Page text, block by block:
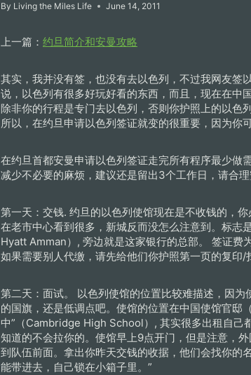
By Living the Miles Life June 14, 2011
上一篇： 约旦简介和安曼攻略
其实，我并没有签，也没有去以色列，不过我网友
说，以色列有很多好玩好看的东西，而且，现在在中
除非你的行程是专门去以色列，否则你护照上的以色
所以，在约旦申请以色列签证就变的很重要，因为你
在约旦首都安曼申请以色列签证走完所有程序最少做
减少不必要的麻烦，建议还是留出3个工作日，请合
第一天：交钱. 约旦的以色列使馆现在是不收钱的，
在老市中心看到很多，新城反而没怎么注意到。标志
Hyatt Amman）, 旁边就是这家银行的总部。 签证费
如果需要别人代缴，请先给他们你护照第一页的复印/
第二天：面试。 以色列使馆的位置比较难描述，因
的国旗，还是低调点吧。使馆的位置在中国使馆官邸
中”（Cambridge High School）, 其实很多出租自己
知道的不会拉你的。使馆早上9点开门，但是注意，
到队伍前面。拿出你昨天交钱的收据，他们会找你的
能带进去，自己锁在小箱子里。”